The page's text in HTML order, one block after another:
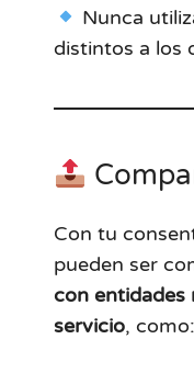
Nunca
distintos a los
Con tu
pueden ser
con entidades
servicio, como: